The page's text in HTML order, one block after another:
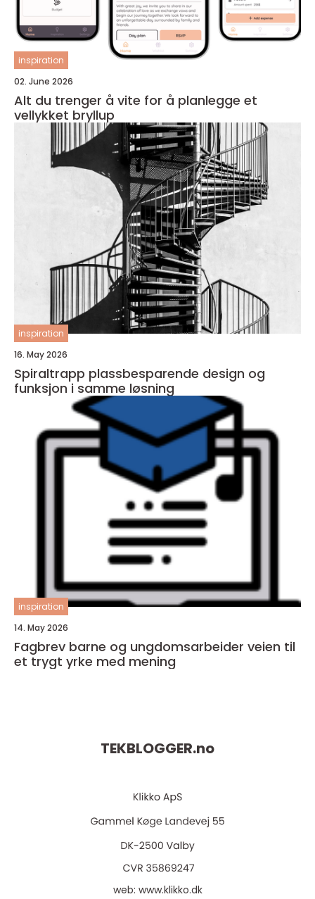
inspiration
02. June 2026
Alt du trenger å vite for å planlegge et
vellykket bryllup
inspiration
16. May 2026
Spiraltrapp plassbesparende design og
funksjon i samme løsning
inspiration
14. May 2026
Fagbrev barne og ungdomsarbeider veien til
et trygt yrke med mening
TEKBLOGGER.no
web: www.klikko.dk